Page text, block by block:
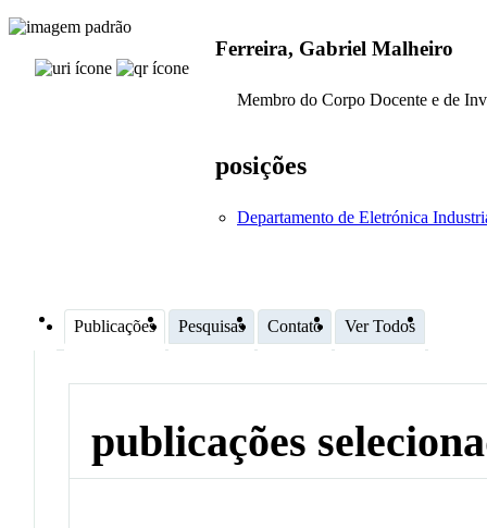
Ferreira, Gabriel Malheiro
Membro do Corpo Docente e de
posições
Departamento de Eletrónica
Publicações Pesquisas Contato Ver Todos
publicações